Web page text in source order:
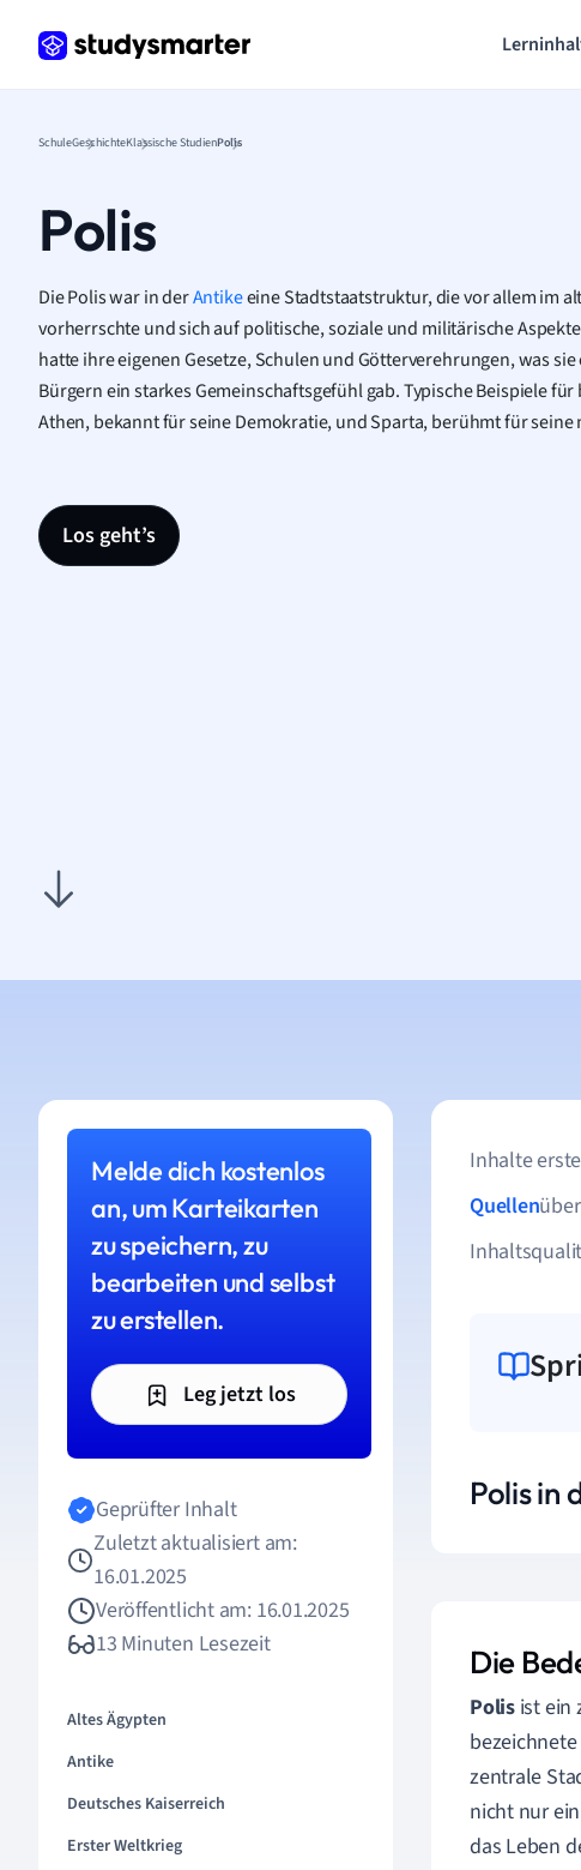
SchuleGeschichteKlassische StudienPolis
Polis
Die Polis war in derAntikeeine Stadtstaatstruktur, die vor allem im
vorherrschte und sich auf politische, soziale und militärische
hatte ihre eigenen Gesetze, Schulen und Götterverehrungen, was
Bürgern ein starkes Gemeinschaftsgefühl gab. Typische Beispiele
Athen, bekannt für seine Demokratie, und Sparta, berühmt für
Los geht’s
Melde dich kostenlos
an, um Karteikarten
zu speichern, zu
bearbeiten und selbst
zu erstellen.
Leg jetzt los
Geprüfter Inhalt
Zuletzt aktualisiert am:
16.01.2025
Veröffentlicht am: 16.01.2025
13 Minuten Lesezeit
Altes Ägypten
Antike
Deutsches Kaiserreich
Erster Weltkrieg
Inhalte
Quellen
Polis in
Die
Polisist ein
zentrale
nicht nur
das Leben